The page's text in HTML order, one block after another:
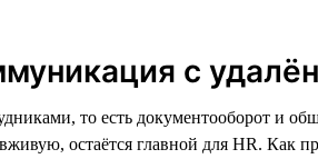
с
то есть документооборот и
остаётся главной для HR. Как